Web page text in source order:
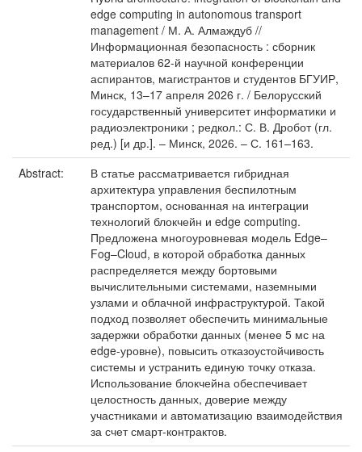
edge computing in autonomous transport
management / М. А. Алмаждуб //
Информационная безопасность : сборник
материалов 62-й научной конференции
аспирантов, магистрантов и студентов БГУИР,
Минск, 13–17 апреля 2026 г. / Белорусский
государственный университет информатики и
радиоэлектроники ; редкол.: С. В. Дробот (гл.
ред.) [и др.]. – Минск, 2026. – С. 161–163.
Abstract:
В статье рассматривается гибридная
архитектура управления беспилотным
транспортом, основанная на интеграции
технологий блокчейн и edge computing.
Предложена многоуровневая модель Edge–
Fog–Cloud, в которой обработка данных
распределяется между бортовыми
вычислительными системами, наземными
узлами и облачной инфраструктурой. Такой
подход позволяет обеспечить минимальные
задержки обработки данных (менее 5 мс на
edge-уровне), повысить отказоустойчивость
системы и устранить единую точку отказа.
Использование блокчейна обеспечивает
целостность данных, доверие между
участниками и автоматизацию взаимодействия
за счет смарт-контрактов.